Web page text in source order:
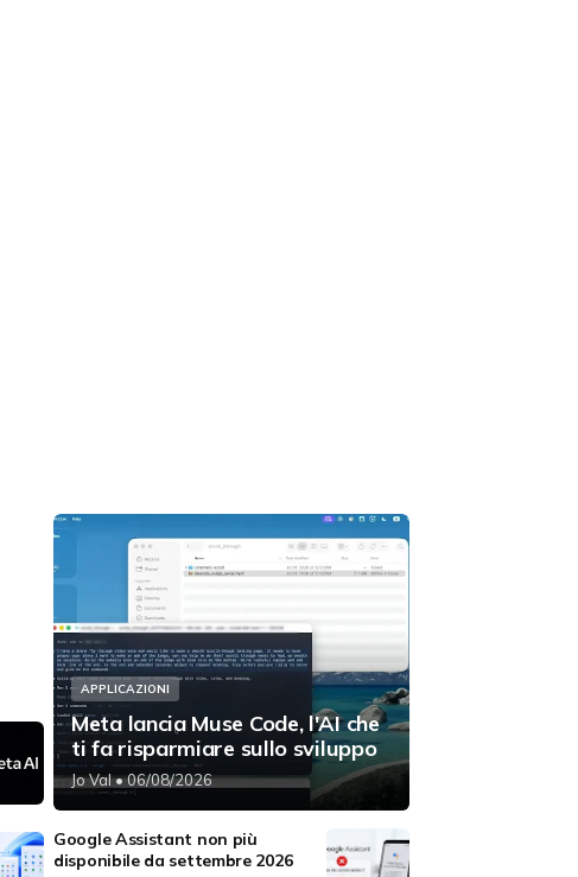
APPLICAZIONI
Meta lancia Muse Code, l'AI che
ti fa risparmiare sullo sviluppo
Jo Val• 06/08/2026
Google Assistant non più
disponibile da settembre 2026